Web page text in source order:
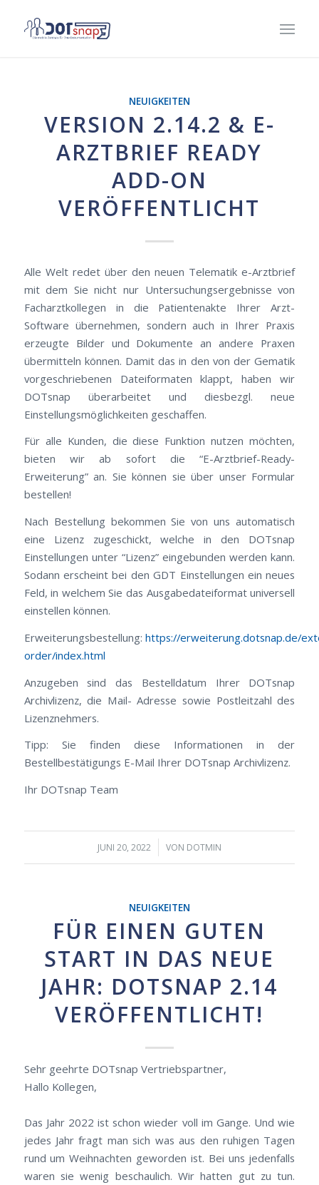
NEUIGKEITEN
VERSION 2.14.2 & E-
ARZTBRIEF READY
ADD-ON
VERÖFFENTLICHT
Alle Welt redet über den neuen Telematik e-Arztbrief
mit dem Sie nicht nur Untersuchungsergebnisse von
Facharztkollegen in die Patientenakte Ihrer Arzt-
Software übernehmen, sondern auch in Ihrer Praxis
erzeugte Bilder und Dokumente an andere Praxen
übermitteln können. Damit das in den von der Gematik
vorgeschriebenen Dateiformaten klappt, haben wir
DOTsnap überarbeitet und diesbezgl. neue
Einstellungsmöglichkeiten geschaffen.
Für alle Kunden, die diese Funktion nutzen möchten,
bieten wir ab sofort die “E-Arztbrief-Ready-
Erweiterung” an. Sie können sie über unser Formular
bestellen!
Nach Bestellung bekommen Sie von uns automatisch
eine Lizenz zugeschickt, welche in den DOTsnap
Einstellungen unter “Lizenz” eingebunden werden kann.
Sodann erscheint bei den GDT Einstellungen ein neues
Feld, in welchem Sie das Ausgabedateiformat universell
einstellen können.
Erweiterungsbestellung: https://erweiterung.dotsnap.de/
order/index.html
Anzugeben sind das Bestelldatum Ihrer DOTsnap
Archivlizenz, die Mail- Adresse sowie Postleitzahl des
Lizenznehmers.
Tipp: Sie finden diese Informationen in der
Bestellbestätigungs E-Mail Ihrer DOTsnap Archivlizenz.
Ihr DOTsnap Team
JUNI 20, 2022
/ VON DOTMIN
NEUIGKEITEN
FÜR EINEN GUTEN
START IN DAS NEUE
JAHR: DOTSNAP 2.14
VERÖFFENTLICHT!
Sehr geehrte DOTsnap Vertriebspartner,
Hallo Kollegen,
Das Jahr 2022 ist schon wieder voll im Gange. Und wie
jedes Jahr fragt man sich was aus den ruhigen Tagen
rund um Weihnachten geworden ist. Bei uns jedenfalls
waren sie wenig beschaulich. Wir hatten gut zu tun.